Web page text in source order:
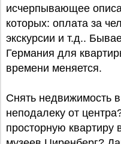
исчерпывающее
которых: оплата за
экскурсии и т.д..
Германия для
времени меняется.
Снять недвижимость
неподалеку от
просторную квартиру